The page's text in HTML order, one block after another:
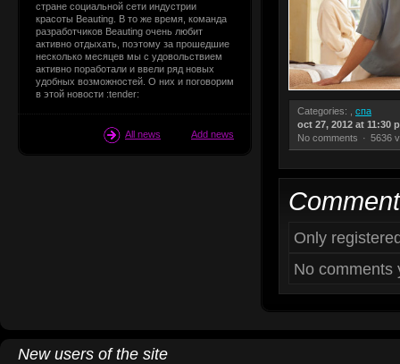
стране социальной сети индустрии
красоты Beauting. В то же время, команда
разработчиков Beauting очень любит
активно отдыхать, поэтому за прошедшие
несколько месяцев мы с удовольствием
активно поработали и ввели ряд новых
удобных возможностей. О них и поговорим
в этой новости :tender:
Add news
All news
Categories: , спа
oct 27, 2012 at 11:30
No comments
5636
Only
No comments
New users of the site